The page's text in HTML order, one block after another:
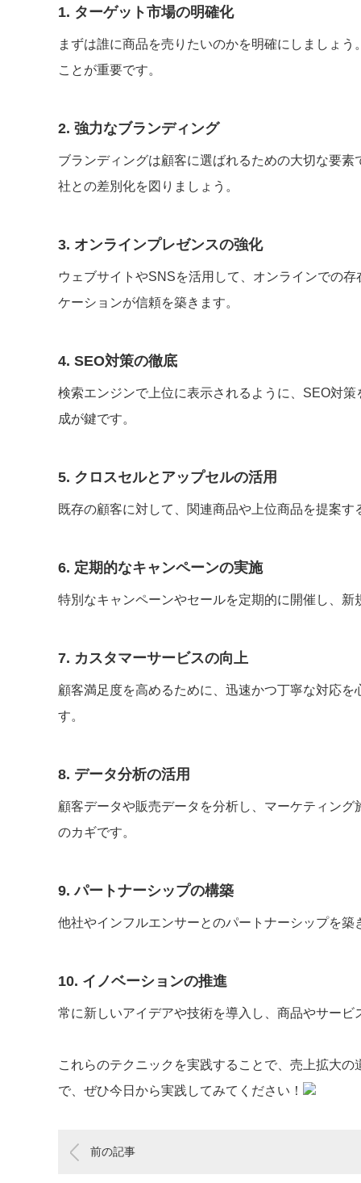
1. ターゲット市場の明確化
まずは誰に商品を売りたいのかを明確にしましょ
ことが重要です。
2. 強力なブランディング
ブランディングは顧客に選ばれるための大切な要
社との差別化を図りましょう。
3. オンラインプレゼンスの強化
ウェブサイトやSNSを活用して、オンラインでの
ケーションが信頼を築きます。
4. SEO対策の徹底
検索エンジンで上位に表示されるように、SEO対
成が鍵です。
5. クロスセルとアップセルの活用
既存の顧客に対して、関連商品や上位商品を提案
6. 定期的なキャンペーンの実施
特別なキャンペーンやセールを定期的に開催し、
7. カスタマーサービスの向上
顧客満足度を高めるために、迅速かつ丁寧な対応
す。
8. データ分析の活用
顧客データや販売データを分析し、マーケティン
のカギです。
9. パートナーシップの構築
他社やインフルエンサーとのパートナーシップを
10. イノベーションの推進
常に新しいアイデアや技術を導入し、商品やサー
これらのテクニックを実践することで、売上拡大
で、ぜひ今日から実践してみてください！
前の記事